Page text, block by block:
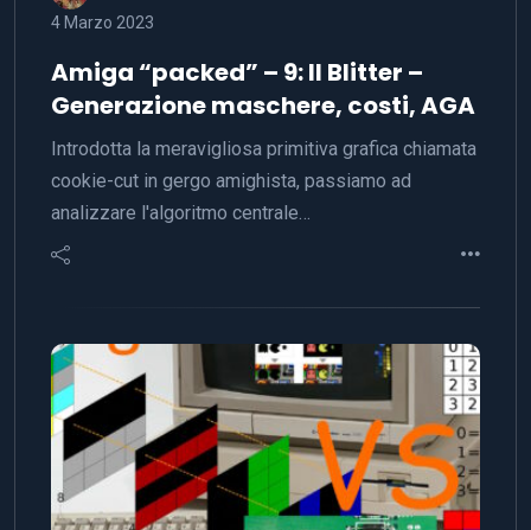
4 Marzo 2023
Amiga “packed” – 9: Il Blitter –
Generazione maschere, costi, AGA
Introdotta la meravigliosa primitiva grafica chiamata
cookie-cut in gergo amighista, passiamo ad
analizzare l'algoritmo centrale…